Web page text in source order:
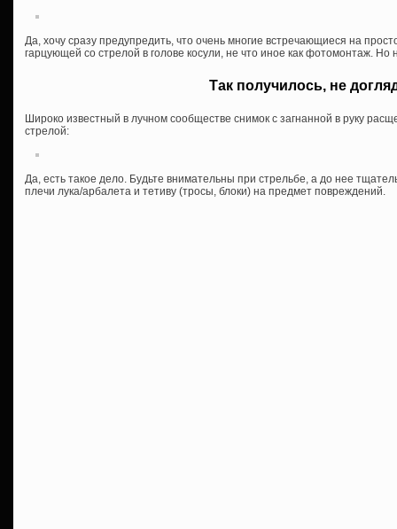
Да, хочу сразу предупредить, что очень многие встречающиеся на
гарцующей со стрелой в голове косули, не что иное как фотомонтаж. Но
Так получилось, не
Широко известный в лучном сообществе снимок с загнанной в руку
стрелой:
Да, есть такое дело. Будьте внимательны при стрельбе, а до нее
плечи лука/арбалета и тетиву (тросы, блоки) на предмет повреждений.